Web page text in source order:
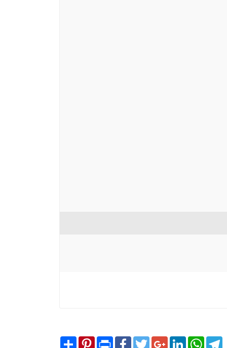
Share PinterestPrint FacebookTwitterGoogle+LinkedInWhatsApp